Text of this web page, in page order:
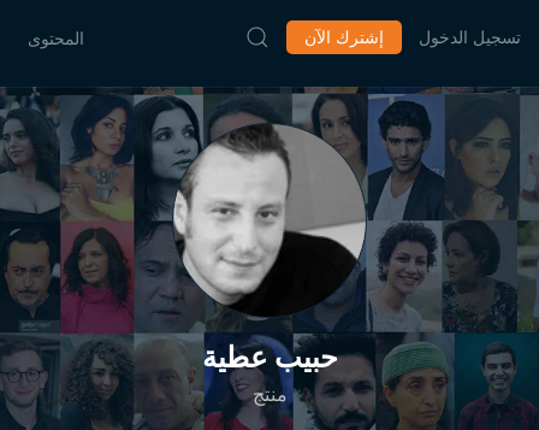
المحتوى إشترك الآن تسجيل الدخول
حبيب عطية
منتج